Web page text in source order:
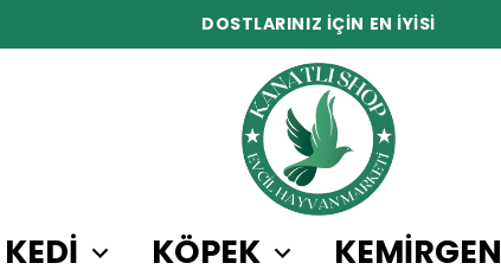
DOSTLARINIZ İÇİN EN İYİSİ
KEDİ KÖPEK KEMİRGEN